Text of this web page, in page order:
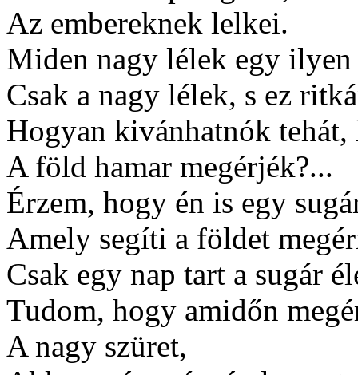
Az embereknek lelkei.
Miden nagy lélek egy ilyen
Csak a nagy lélek, s ez
Hogyan kivánhatnók tehát,
A föld hamar megérjék?...
Érzem, hogy én is egy
Amely segíti a földet
Csak egy nap tart a sugár
Tudom, hogy amidőn
A nagy szüret,